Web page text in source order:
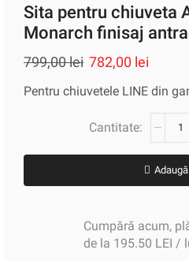
Sita pentru chiuveta
Monarch finisaj
799,00lei 782,00 lei
Pentru chiuvetele LINE din
Cumpără acum,
de la 195.50 LEI /